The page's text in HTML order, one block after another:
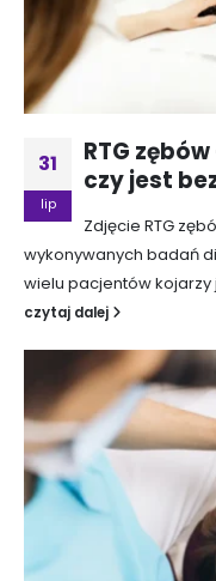
31
lip
RTG
czy jest
Zdjęcie RTG
wykonywanych badań
wielu pacjentów kojarzy
czytaj dalej